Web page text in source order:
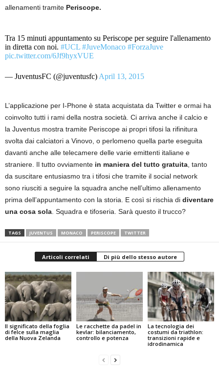
allenamenti tramite Periscope.
Tra 15 minuti appuntamento su Periscope per seguire l'allenamento
in diretta con noi. #UCL #JuveMonaco #ForzaJuve
pic.twitter.com/6Jf9hyxVUE
— JuventusFC (@juventusfc) April 13, 2015
L’applicazione per I-Phone è stata acquistata da Twitter e ormai ha
coinvolto tutti i rami della nostra società. Ci arriva anche il calcio e
la Juventus mostra tramite Periscope ai propri tifosi la rifinitura
svolta dai calciatori a Vinovo, o perlomeno quella parte eseguita
davanti anche alle telecamere delle varie emittenti italiane e
straniere. Il tutto ovviamente in maniera del tutto gratuita , tanto
da suscitare entusiasmo tra i tifosi che tramite il social network
sono riusciti a seguire la squadra anche nell’ultimo allenamento
prima dell’appuntamento con la storia. E così si rischia di diventare
una cosa sola . Squadra e tifoseria. Sarà questo il trucco?
TAGS JUVENTUS MONACO PERISCOPE TWITTER
Articoli correlati Di più dello stesso autore
Il significato della foglia
di felce sulla maglia
della Nuova Zelanda
Le racchette da padel in
kevlar: bilanciamento,
controllo e potenza
La tecnologia dei
costumi da triathlon:
transizioni rapide e
idrodinamica